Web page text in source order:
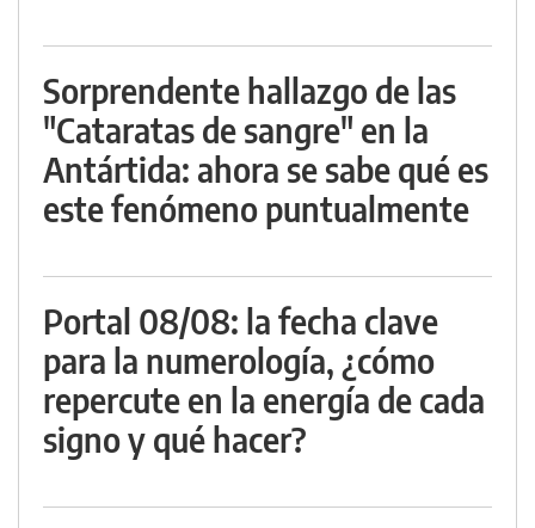
Sorprendente hallazgo de las
"Cataratas de sangre" en la
Antártida: ahora se sabe qué es
este fenómeno puntualmente
Portal 08/08: la fecha clave
para la numerología, ¿cómo
repercute en la energía de cada
signo y qué hacer?